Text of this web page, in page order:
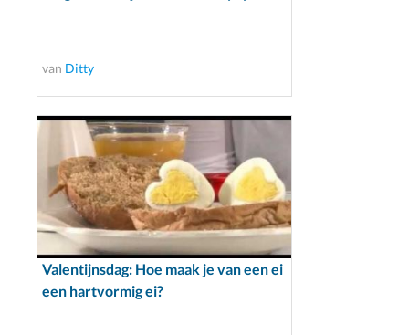
van Ditty
Valentijnsdag: Hoe maak je van een ei
een hartvormig ei?